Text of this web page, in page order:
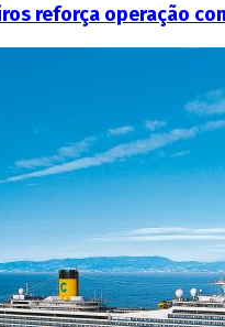
reforça operação